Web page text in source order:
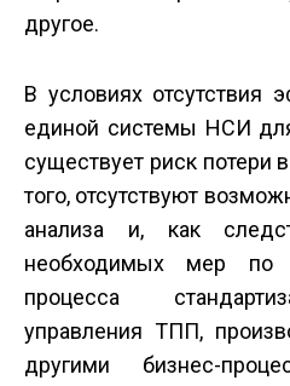
другое.
В условиях отсутствия
единой системы НСИ
существует риск
того, отсутствуют
анализа и, как
необходимых мер по
процесса
управления ТПП,
другими бизнес-